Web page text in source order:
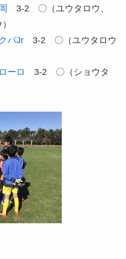
3-2 〇（ユウタロウ、
パJr3-2 〇（ユウタロウ
ーロ
3-2 〇（ショウタ